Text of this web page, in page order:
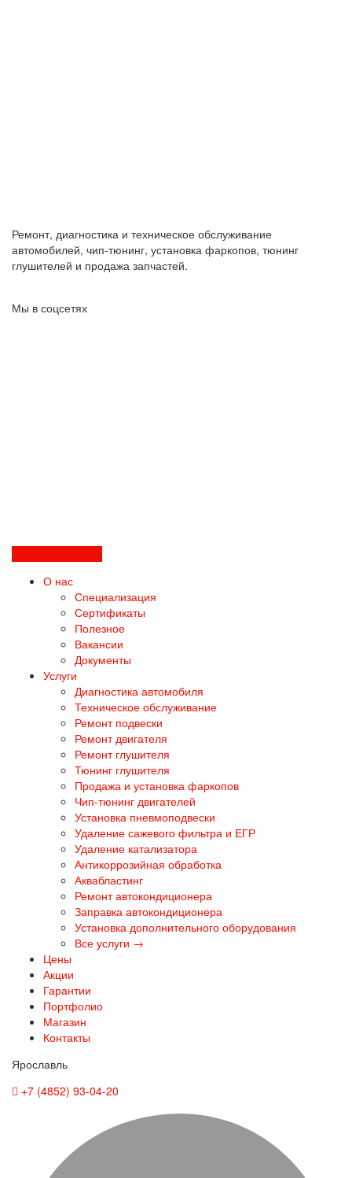
Ремонт, диагностика и техническое обслуживание
автомобилей, чип-тюнинг, установка фаркопов, тюнинг
глушителей и продажа запчастей.
Мы в соцсетях
О нас
Специализация
Сертификаты
Полезное
Вакансии
Документы
Услуги
Диагностика автомобиля
Техническое обслуживание
Ремонт подвески
Ремонт двигателя
Ремонт глушителя
Тюнинг глушителя
Продажа и установка фаркопов
Чип-тюнинг двигателей
Установка пневмоподвески
Удаление сажевого фильтра и ЕГР
Удаление катализатора
Антикоррозийная обработка
Аквабластинг
Ремонт автокондиционера
Заправка автокондиционера
Установка дополнительного оборудования
Все услуги →
Цены
Акции
Гарантии
Портфолио
Магазин
Контакты
Ярославль
+7 (4852) 93-04-20